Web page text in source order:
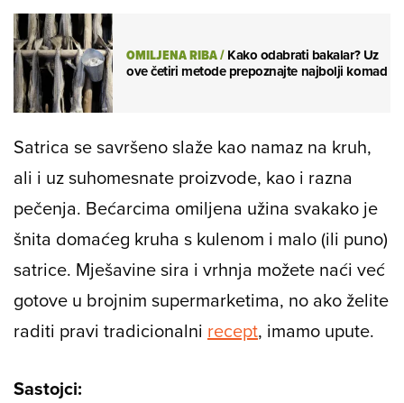
OMILJENA RIBA/Kako odabrati bakalar? Uz
ove četiri metode prepoznajte najbolji komad
Satrica se savršeno slaže kao namaz na kruh,
ali i uz suhomesnate proizvode, kao i razna
pečenja. Bećarcima omiljena užina svakako je
šnita domaćeg kruha s kulenom i malo (ili puno)
satrice. Mješavine sira i vrhnja možete naći već
gotove u brojnim supermarketima, no ako želite
raditi pravi tradicionalni recept, imamo upute.
Sastojci: